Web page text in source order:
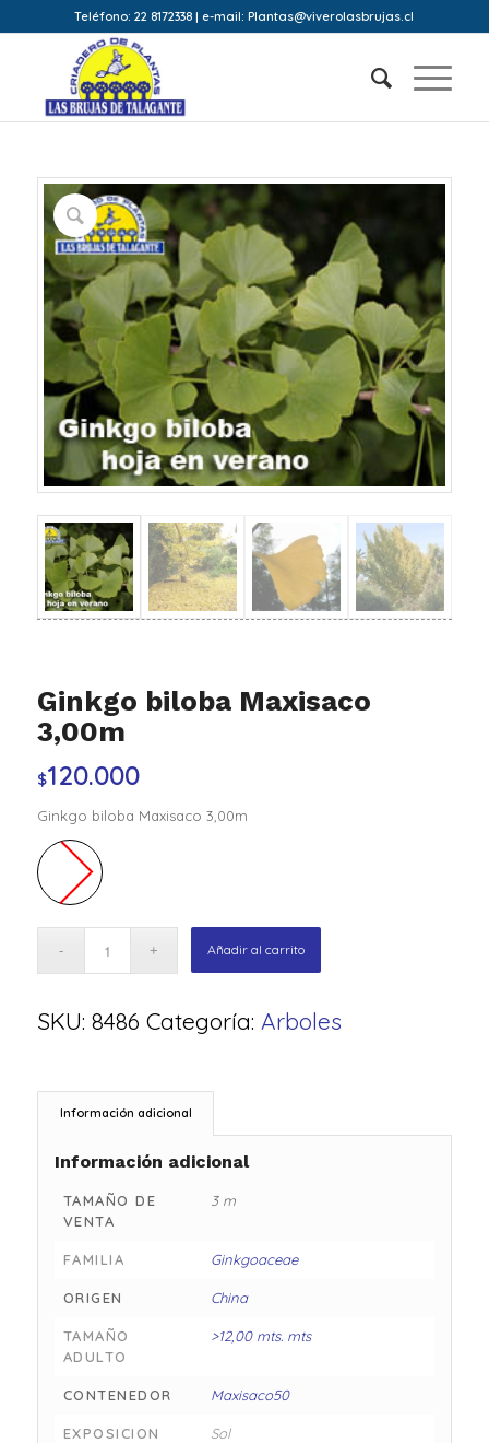
Teléfono: 22 8172338 | e-mail: Plantas@viverolasbrujas.cl
Ginkgo biloba Maxisaco
3,00m
$120.000
Ginkgo biloba Maxisaco 3,00m
Añadir al carrito
SKU: 8486 Categoría: Arboles
Información adicional
Información adicional
TAMAÑO DE
VENTA
3 m
FAMILIA Ginkgoaceae
ORIGEN China
TAMAÑO
ADULTO
>12,00 mts. mts
CONTENEDOR Maxisaco50
EXPOSICION Sol